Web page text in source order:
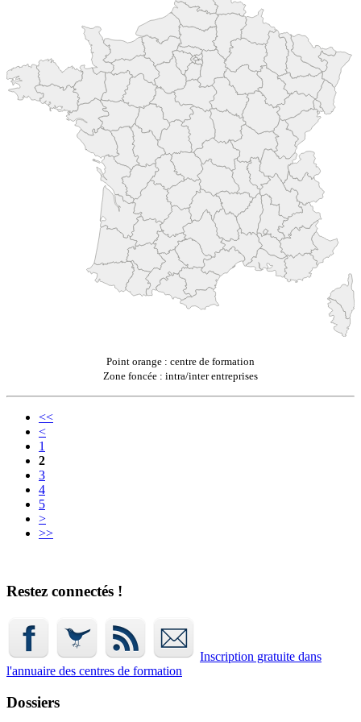
Point orange : centre de formation
Zone foncée : intra/inter entreprises
<<
<
1
2
3
4
5
>
>>
Restez connectés !
Inscription gratuite dans
l'annuaire des centres de formation
Dossiers